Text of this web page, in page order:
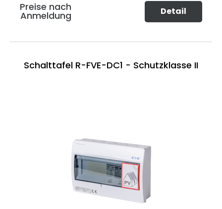
Preise nach
Anmeldung Detail
Schalttafel R-FVE-DC1 - Schutzklasse II